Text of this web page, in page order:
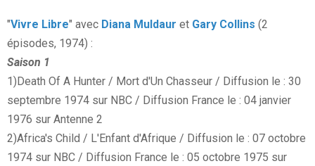
"Vivre Libre" avec Diana Muldaur et Gary Collins (2
épisodes, 1974) :
Saison 1
1)Death Of A Hunter / Mort d'Un Chasseur / Diffusion le : 30
septembre 1974 sur NBC / Diffusion France le : 04 janvier
1976 sur Antenne 2
2)Africa's Child / L'Enfant d'Afrique / Diffusion le : 07 octobre
1974 sur NBC / Diffusion France le : 05 octobre 1975 sur